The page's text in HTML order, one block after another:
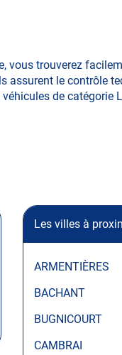
vous trouverez
assurent le contrôle
de catégorie
Les villes à
ARMENTIÈRES
BACHANT
BUGNICOURT
CAMBRAI